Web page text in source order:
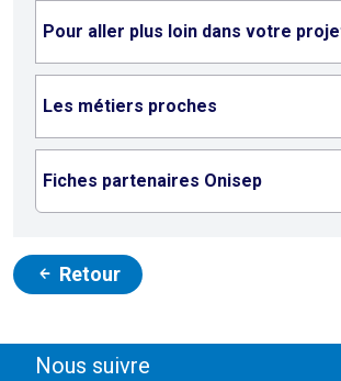
Pour aller plus loin dans votre
Les métiers proches
Fiches partenaires Onisep
Retour
Nous suivre